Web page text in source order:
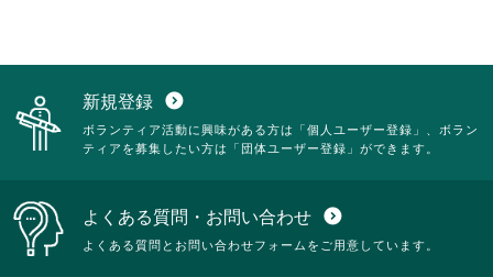
新規登録 expand_circle_down
ボランティア活動に興味がある方は「個人ユーザー登録」、ボラン
ティアを募集したい方は「団体ユーザー登録」ができます。
よくある質問・お問い合わせ expand_circle_down
よくある質問とお問い合わせフォームをご用意しています。